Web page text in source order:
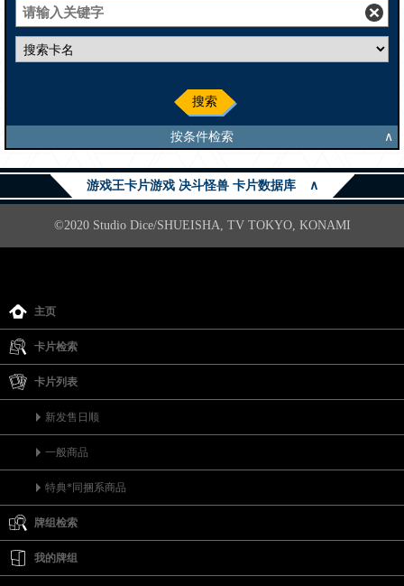
搜索
按条件检索 ∧
游戏王卡片游戏 决斗怪兽 卡片数据库 ∧
©2020 Studio Dice/SHUEISHA, TV TOKYO, KONAMI
主页
卡片检索
卡片列表
新发售日顺
一般商品
特典*同捆系商品
牌组检索
我的牌组